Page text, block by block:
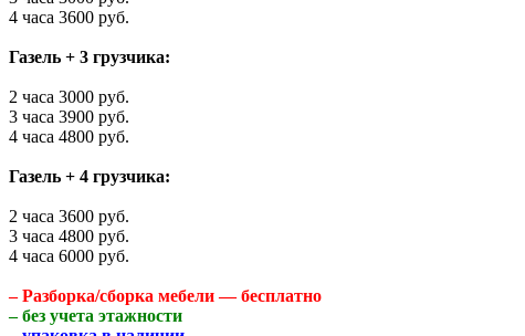
4 часа 3600 руб.
Газель + 3 грузчика:
2 часа 3000 руб.
3 часа 3900 руб.
4 часа 4800 руб.
Газель + 4 грузчика:
2 часа 3600 руб.
3 часа 4800 руб.
4 часа 6000 руб.
– Разборка/сборка мебели — бесплатно
– без учета этажности